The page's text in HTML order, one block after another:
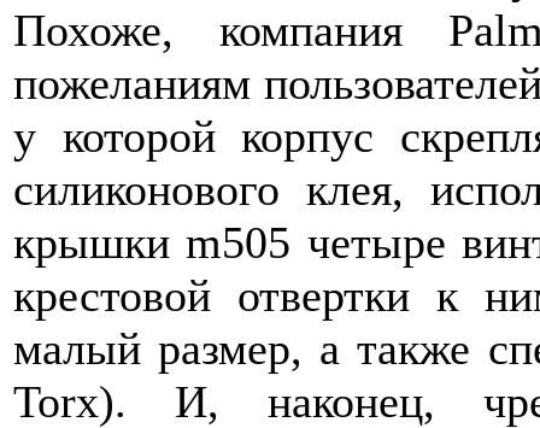
Похоже, компания
пожеланиям
у которой корпус
силиконового клея,
крышки m505 четыре
крестовой отвертки к
малый размер, а также
Torx). И, наконец,